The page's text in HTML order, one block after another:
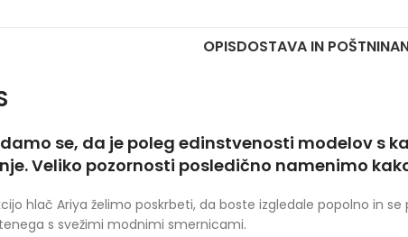
OPISDOSTAVA IN POŠTNINA
se, da je poleg edinstvenosti modelov s
Veliko pozornosti posledično namenimo
hlač Ariya želimo poskrbeti, da boste izgledale popolno in
s svežimi modnimi smernicami.